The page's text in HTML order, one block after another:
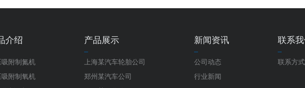
介绍
附制氮机
附制氧机
产品展示
上海某汽车轮胎公司
郑州某汽车公司
新闻资讯
公司动态
行业新闻
联系
联系方式